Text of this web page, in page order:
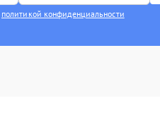
политикой конфиденциальности